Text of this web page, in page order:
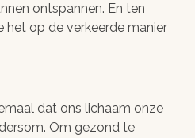
ontspannen. En ten
op de verkeerde manier
dat ons lichaam onze
Om gezond te